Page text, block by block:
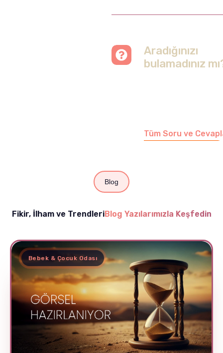
Aradığınızı
bulamadınız
Tüm Soru ve
Blog
Fikir, İlham ve TrendleriBlog Yazılarımızla Keşfedin
Bebek & Çocuk Odası